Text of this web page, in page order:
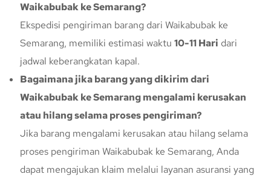
Waikabubak ke Semarang?
Ekspedisi pengiriman barang dari Waikabubak ke
Semarang, memiliki estimasi waktu 10-11 Hari dari
jadwal keberangkatan kapal.
Bagaimana jika barang yang dikirim dari
Waikabubak ke Semarang mengalami kerusakan
atau hilang selama proses pengiriman?
Jika barang mengalami kerusakan atau hilang selama
proses pengiriman Waikabubak ke Semarang, Anda
dapat mengajukan klaim melalui layanan asuransi yang